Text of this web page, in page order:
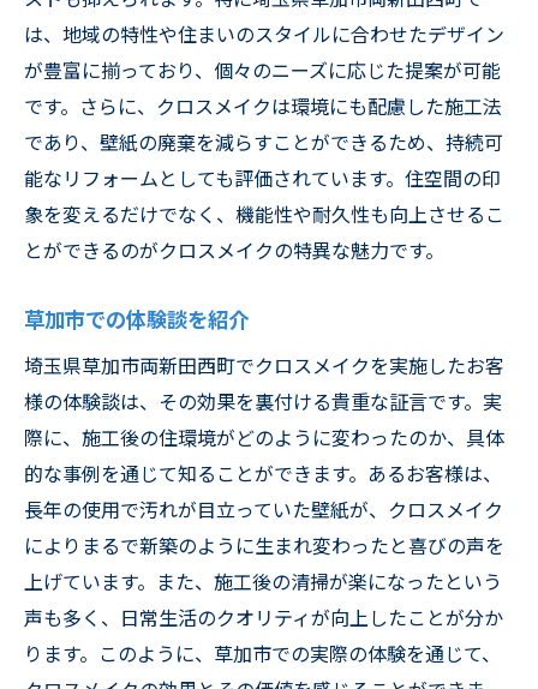
は、地域の特性や住まいのスタイルに合わせたデザイン
が豊富に揃っており、個々のニーズに応じた提案が可能
です。さらに、クロスメイクは環境にも配慮した施工法
であり、壁紙の廃棄を減らすことができるため、持続可
能なリフォームとしても評価されています。住空間の印
象を変えるだけでなく、機能性や耐久性も向上させるこ
とができるのがクロスメイクの特異な魅力です。
草加市での体験談を紹介
埼玉県草加市両新田西町でクロスメイクを実施したお客
様の体験談は、その効果を裏付ける貴重な証言です。実
際に、施工後の住環境がどのように変わったのか、具体
的な事例を通じて知ることができます。あるお客様は、
長年の使用で汚れが目立っていた壁紙が、クロスメイク
によりまるで新築のように生まれ変わったと喜びの声を
上げています。また、施工後の清掃が楽になったという
声も多く、日常生活のクオリティが向上したことが分か
ります。このように、草加市での実際の体験を通じて、